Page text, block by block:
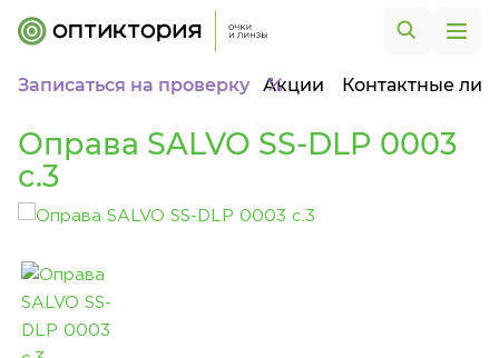
Записаться на проверку Акции Контактные
Оправа SALVO SS-DLP 0003
c.3